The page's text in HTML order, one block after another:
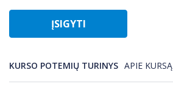
ĮSIGYTI
KURSO POTEMIŲ TURINYS APIE KURSĄ